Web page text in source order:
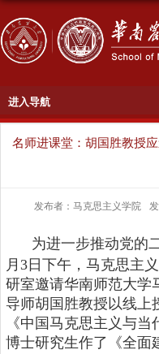
进入导航
名师进课堂：胡国胜教授
发布者：马克思主义学院
为进一步推动党的
月 3日下午，马克思主
研室邀请华南师范大学
导师胡国胜教授以线上
《中国马克思主义与
博士研究生作了《全面